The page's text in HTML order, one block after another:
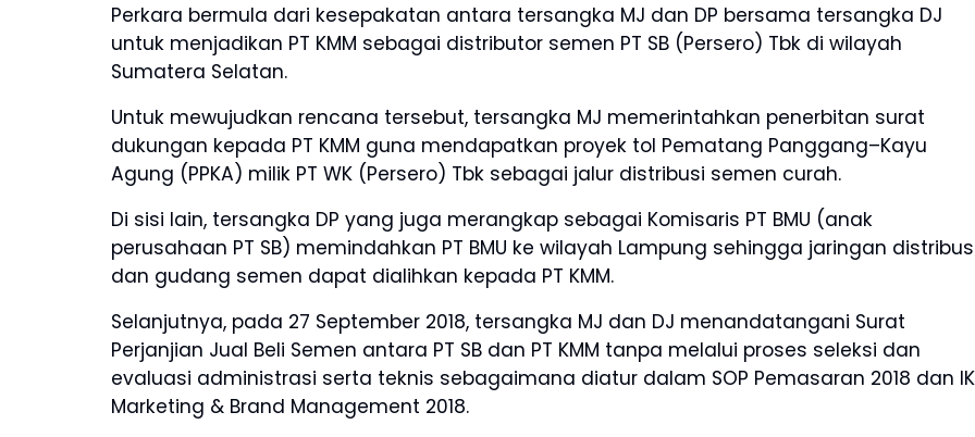
Perkara bermula dari kesepakatan antara tersangka MJ dan DP bersama tersangka DJ
untuk menjadikan PT KMM sebagai distributor semen PT SB (Persero) Tbk di wilayah
Sumatera Selatan.
Untuk mewujudkan rencana tersebut, tersangka MJ memerintahkan penerbitan surat
dukungan kepada PT KMM guna mendapatkan proyek tol Pematang Panggang–Kayu
Agung (PPKA) milik PT WK (Persero) Tbk sebagai jalur distribusi semen curah.
Di sisi lain, tersangka DP yang juga merangkap sebagai Komisaris PT BMU (anak
perusahaan PT SB) memindahkan PT BMU ke wilayah Lampung sehingga jaringan
dan gudang semen dapat dialihkan kepada PT KMM.
Selanjutnya, pada 27 September 2018, tersangka MJ dan DJ menandatangani Surat
Perjanjian Jual Beli Semen antara PT SB dan PT KMM tanpa melalui proses seleksi dan
evaluasi administrasi serta teknis sebagaimana diatur dalam SOP Pemasaran 2018 dan IK
Marketing & Brand Management 2018.